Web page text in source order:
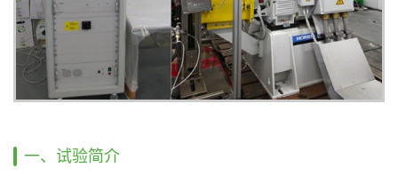
一、试验简介